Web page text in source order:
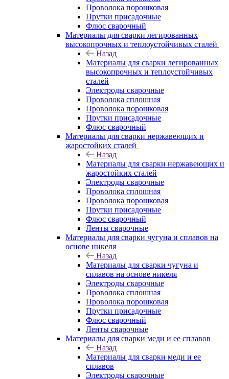
Проволока порошковая
Прутки присадочные
Флюс сварочный
Материалы для сварки легированных
высокопрочных и теплоустойчивых сталей
Назад
Материалы для сварки легированных
высокопрочных и теплоустойчивых
сталей
Электроды сварочные
Проволока сплошная
Проволока порошковая
Прутки присадочные
Флюс сварочный
Материалы для сварки нержавеющих и
жаростойких сталей
Назад
Материалы для сварки нержавеющих и
жаростойких сталей
Электроды сварочные
Проволока сплошная
Проволока порошковая
Прутки присадочные
Флюс сварочный
Ленты сварочные
Материалы для сварки чугуна и сплавов на
основе никеля
Назад
Материалы для сварки чугуна и
сплавов на основе никеля
Электроды сварочные
Проволока сплошная
Проволока порошковая
Прутки присадочные
Флюс сварочный
Ленты сварочные
Материалы для сварки меди и ее сплавов
Назад
Материалы для сварки меди и ее
сплавов
Электроды сварочные